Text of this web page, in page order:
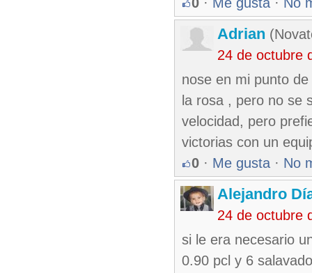
Adrian
24 de octubre
nose en mi punto
la rosa , pero no se
velocidad, pero
victorias con un
0 · Me gusta · No
Alejandro
24 de octubre
si le era necesario
0.90 pcl y 6